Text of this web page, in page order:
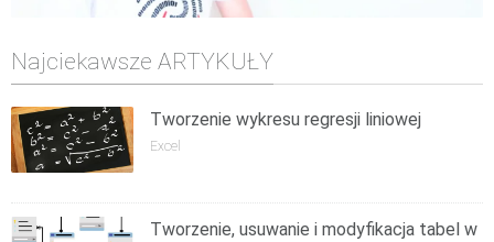
Najciekawsze ARTYKUŁY
Tworzenie wykresu regresji liniowej
Excel
Tworzenie, usuwanie i modyfikacja tabel w